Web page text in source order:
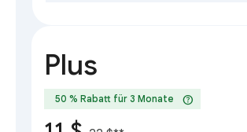
Plus
50 % Rabatt für 3 Monate help